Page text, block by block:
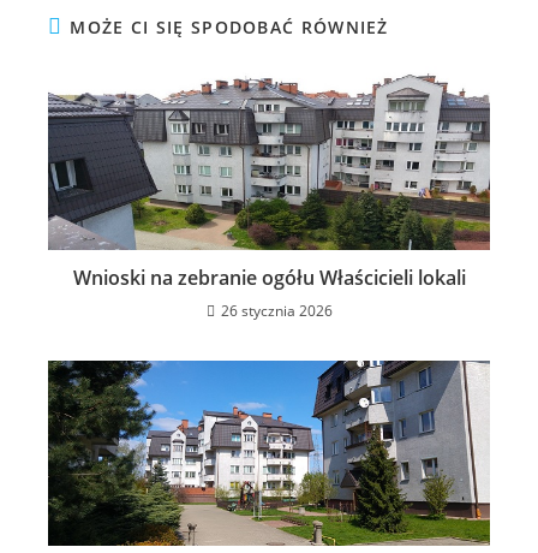
MOŻE CI SIĘ SPODOBAĆ RÓWNIEŻ
Wnioski na zebranie ogółu Właścicieli lokali
26 stycznia 2026